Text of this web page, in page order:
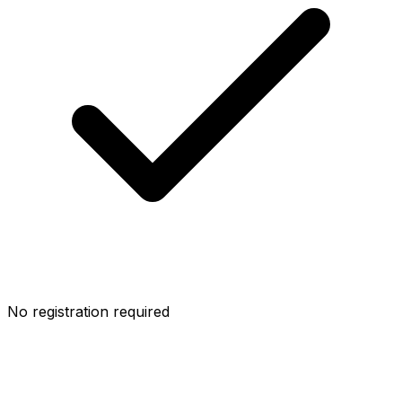
No registration required